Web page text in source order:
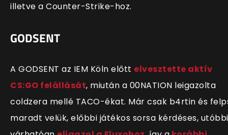
illetve a Counter-Strike-hoz.
GODSENT
A GODSENT az IEM Köln előtt elvesztette aktív
CS:GO felállását, miután a 00NATION leigazolta
coldzera mellé TACO-ékat. Már csak b4rtin és
maradt velük, előbbi játékos sorsa kérdéses, utóbbi